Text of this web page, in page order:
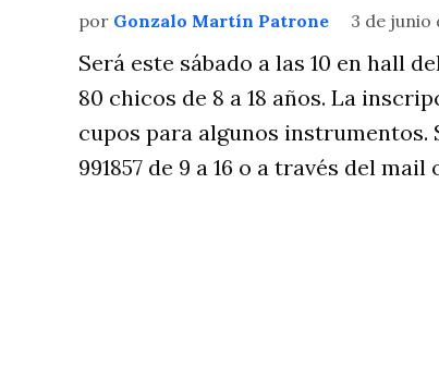
por Gonzalo Martín Patrone 3 de junio
Será este sábado a las 10 en hall
80 chicos de 8 a 18 años. La
cupos para algunos instrumentos.
991857 de 9 a 16 o a través del mail